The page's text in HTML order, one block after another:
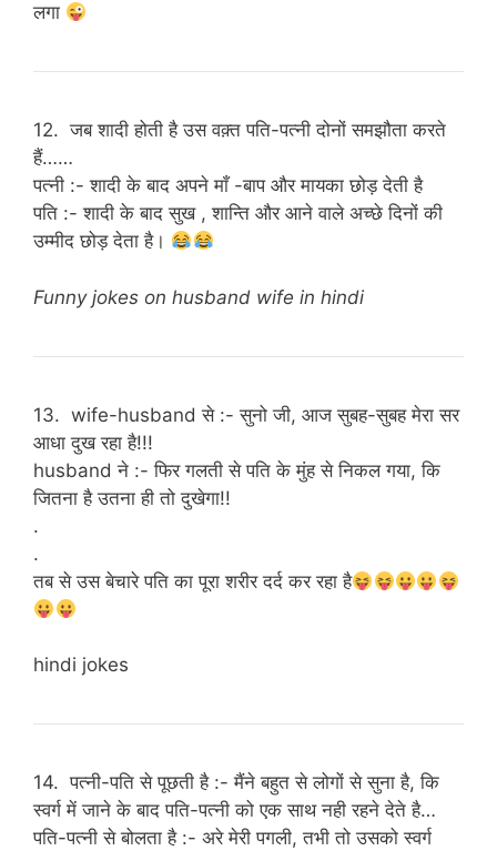
लगा
12. जब शादी होती है उस वक़्त पति-पत्नी दोनों समझौता करते
हैं……
पत्नी :- शादी के बाद अपने माँ -बाप और मायका छोड़ देती है
पति :- शादी के बाद सुख , शान्ति और आने वाले अच्छे दिनों की
उम्मीद छोड़ देता है।
Funny jokes on husband wife in hindi
13. wife-husband से :- सुनो जी, आज सुबह-सुबह मेरा सर
आधा दुख रहा है!!!
husband ने :- फिर गलती से पति के मुंह से निकल गया, कि
जितना है उतना ही तो दुखेगा!!
.
.
तब से उस बेचारे पति का पूरा शरीर दर्द कर रहा है
hindi jokes
14. पत्नी-पति से पूछती है :- मैंने बहुत से लोगों से सुना है, कि
स्वर्ग में जाने के बाद पति-पत्नी को एक साथ नही रहने देते है…
पति-पत्नी से बोलता है :- अरे मेरी पगली, तभी तो उसको स्वर्ग